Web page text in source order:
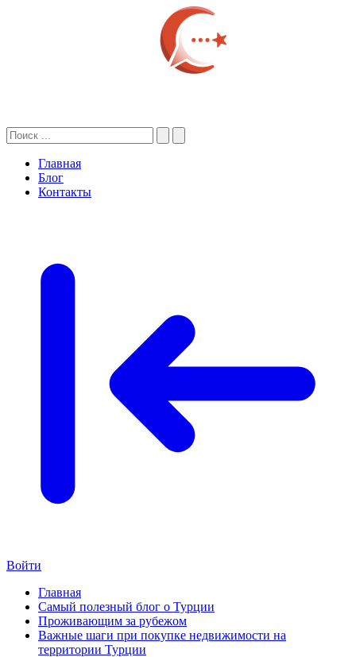
Главная
Блог
Контакты
Войти
Главная
Самый полезный блог о Турции
Проживающим за рубежом
Важные шаги при покупке недвижимости на
территории Турции